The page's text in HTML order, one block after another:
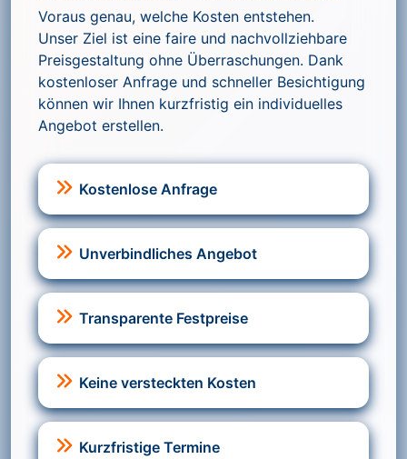
Voraus genau, welche Kosten entstehen.
Unser Ziel ist eine faire und nachvollziehbare
Preisgestaltung ohne Überraschungen. Dank
kostenloser Anfrage und schneller Besichtigung
können wir Ihnen kurzfristig ein individuelles
Angebot erstellen.
Kostenlose Anfrage
Unverbindliches Angebot
Transparente Festpreise
Keine versteckten Kosten
Kurzfristige Termine